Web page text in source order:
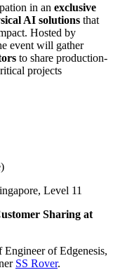
in an exclusive
AI solutions that
Hosted by
event will gather
to share production-
projects
Level 11
Sharing at
of Edgenesis,
SS Rover.